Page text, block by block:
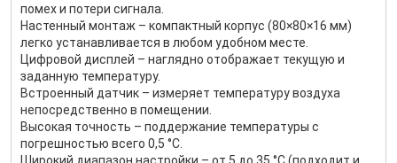
помех и потери сигнала.
Настенный монтаж – компактный корпус (80×80×16 мм)
легко устанавливается в любом удобном месте.
Цифровой дисплей – наглядно отображает текущую и
заданную температуру.
Встроенный датчик – измеряет температуру воздуха
непосредственно в помещении.
Высокая точность – поддержание температуры с
погрешностью всего 0,5 °C.